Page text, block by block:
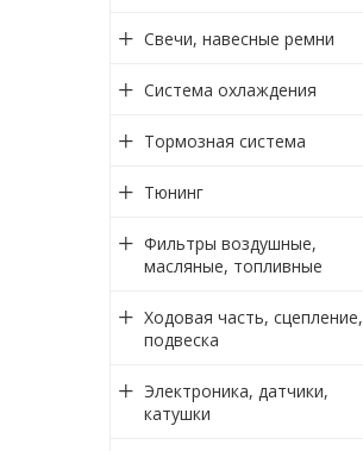
Свечи, навесные ремни
Система охлаждения
Тормозная система
Тюнинг
Фильтры воздушные,
масляные, топливные
Ходовая часть, сцепление,
подвеска
Электроника, датчики,
катушки